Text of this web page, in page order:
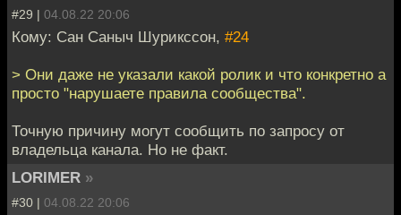
#29 | 04.08.22 20:06
Кому: Сан Саныч Шурикссон, #24
> Они даже не указали какой ролик и что конкретно а
просто "нарушаете правила сообщества".
Точную причину могут сообщить по запросу от
владельца канала. Но не факт.
LORIMER »
#30 | 04.08.22 20:06